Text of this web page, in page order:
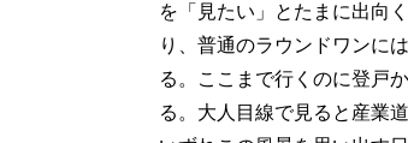
を「見たい」とたまに出向
り、普通のラウンドワンに
る。ここまで行くのに登戸
る。大人目線で見ると産業